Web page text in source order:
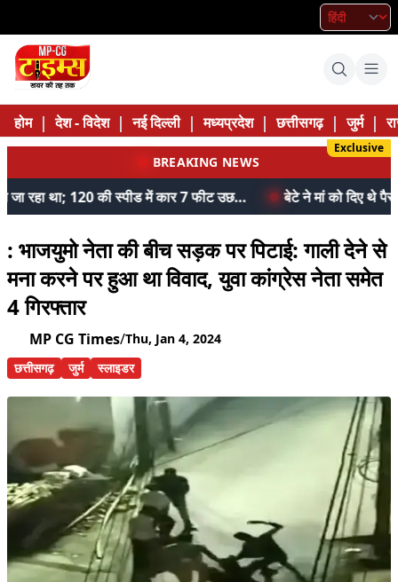
होम | देश - विदेश | नई दिल्ली | मध्यप्रदेश | छत्तीसगढ़ | जुर्म |
BREAKING NEWS
Exclusive
जेल में बंद भाई से मिलने जा रहा था; 120 की स्पीड में कार 7 फीट उछली, दम तोड़ने से पहले बोला- मुझे बचा लो...
: भाजयुमो नेता की बीच सड़क पर पिटाई: गाली देने से
मना करने पर हुआ था विवाद, युवा कांग्रेस नेता समेत
4 गिरफ्तार
MP CG Times/Thu, Jan 4, 2024
छत्तीसगढ़
जुर्म स्लाइडर